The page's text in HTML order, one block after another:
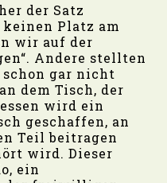
der Satz
Platz am
wir auf der
Andere stellten
gar nicht
dem Tisch, der
wird ein
geschaffen, an
Teil beitragen
wird. Dieser
ein